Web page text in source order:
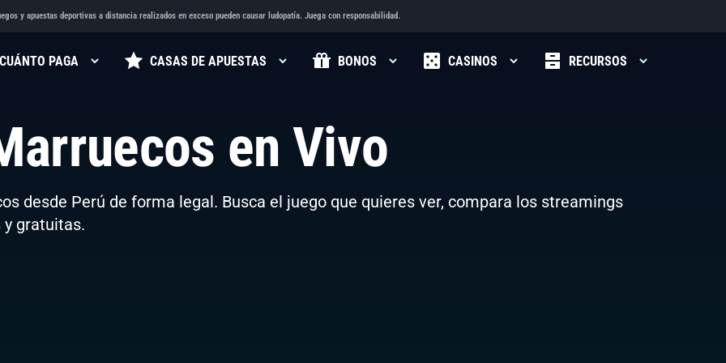
y apuestas deportivas a distancia realizados en exceso pueden causar ludopatía. Juega con responsabilidad.
CUÁNTO PAGA CASAS DE APUESTAS BONOS CASINOS RECURSOS
en Vivo
desde Perú de forma legal. Busca el juego que quieres ver, compara los streamings
y gratuitas.